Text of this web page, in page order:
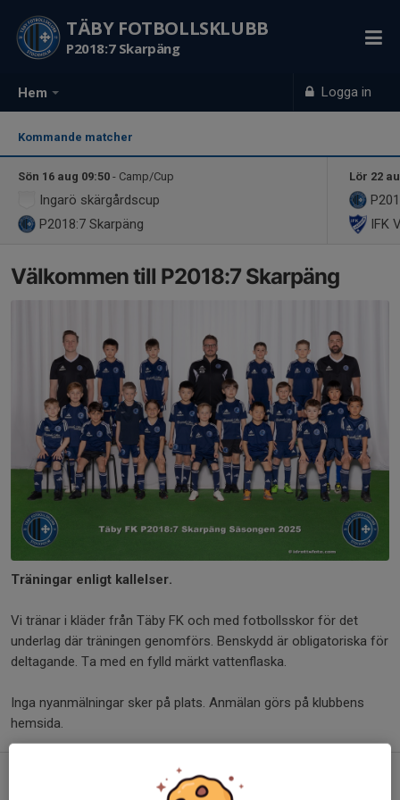
Hem Logga in
TÄBY FOTBOLLSKLUBB
P2018:7 Skarpäng
Kommande matcher
Sön 16 aug 09:50 - Camp/Cup
Ingarö skärgårdscup
P2018:7 Skarpäng
Lör 22
IFK
Välkommen till P2018:7 Skarpäng
Träningar enligt kallelser.
Vi tränar i kläder från Täby FK och med fotbollsskor för det
underlag där träningen genomförs. Benskydd är obligatoriska för
deltagande. Ta med en fylld märkt vattenflaska.
Inga nyanmälningar sker på plats. Anmälan görs på klubbens
hemsida.
Kommande aktiviteter